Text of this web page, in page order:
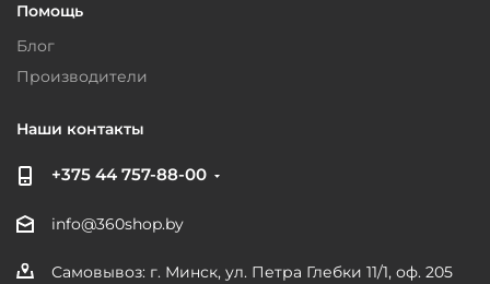
Помощь
Блог
Производители
Наши контакты
+375 44 757-88-00
info@360shop.by
Самовывоз: г. Минск, ул. Петра Глебки 11/1, оф. 205